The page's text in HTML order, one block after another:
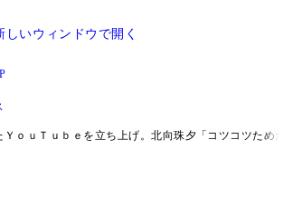
しいウィンドウで開く
ＹｏｕＴｕｂｅを立ち上げ。北向珠夕「コツコツため